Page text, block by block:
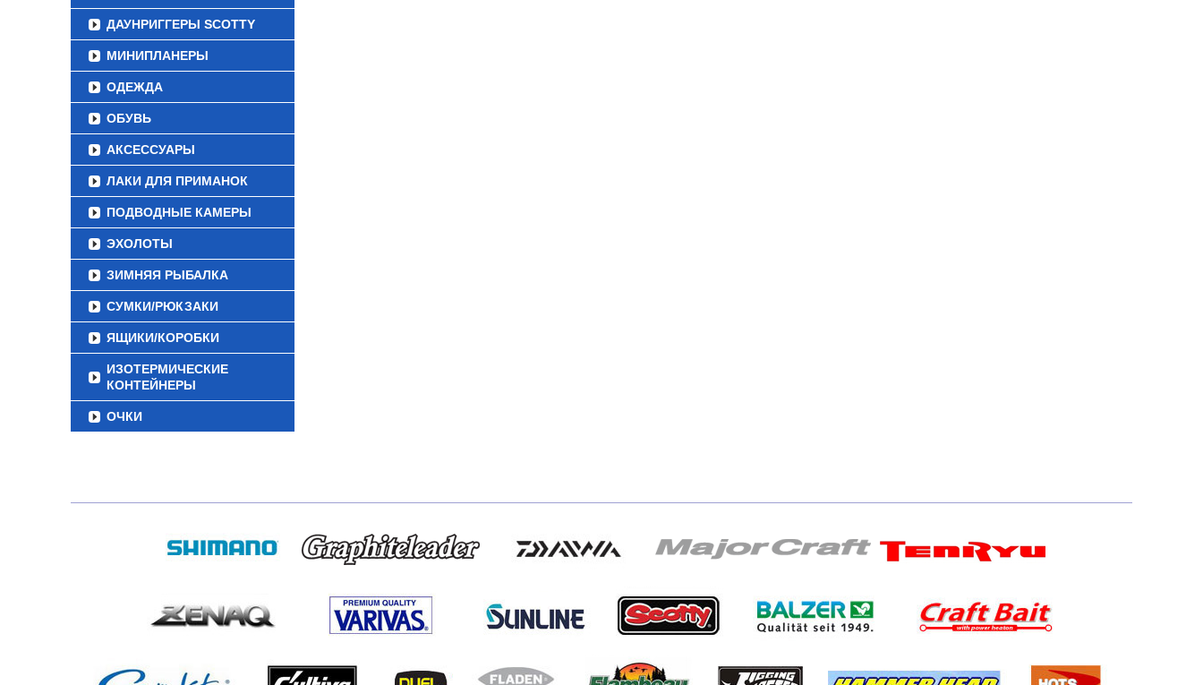
ДАУНРИГГЕРЫ SCOTTY
МИНИПЛАНЕРЫ
ОДЕЖДА
ОБУВЬ
АКСЕССУАРЫ
ЛАКИ ДЛЯ ПРИМАНОК
ПОДВОДНЫЕ КАМЕРЫ
ЭХОЛОТЫ
ЗИМНЯЯ РЫБАЛКА
СУМКИ/РЮКЗАКИ
ЯЩИКИ/КОРОБКИ
ИЗОТЕРМИЧЕСКИЕ
КОНТЕЙНЕРЫ
ОЧКИ